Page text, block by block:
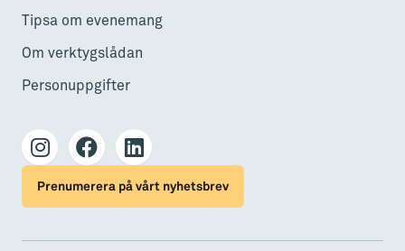
Tipsa om evenemang
Om verktygslådan
Personuppgifter
Prenumerera på vårt nyhetsbrev